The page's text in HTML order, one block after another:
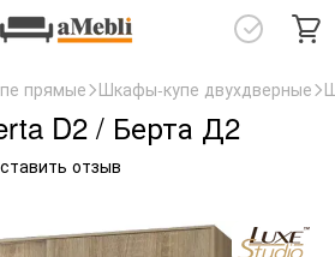
прямые Шкафы-купе двухдверные
D2 / Берта Д2
отзыв